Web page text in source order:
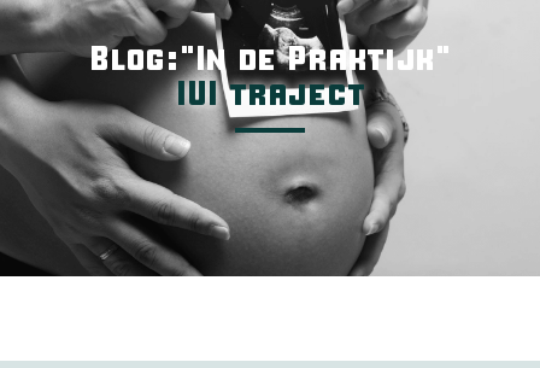
Blog:"In de Praktijk"
IUI traject